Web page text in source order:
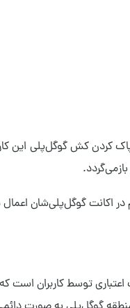
پاک کردن کش گوگل‌پلی
در اکانت گوگل‌پلی‌شان
توسط کاربران